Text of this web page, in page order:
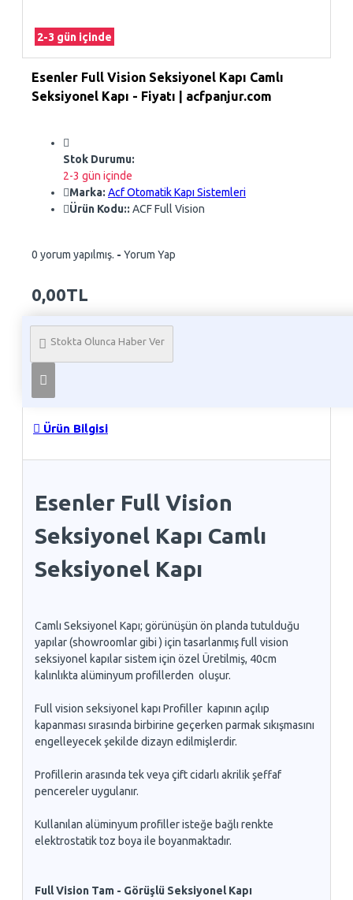
2-3 gün içinde
Esenler Full Vision Seksiyonel Kapı Camlı
Seksiyonel Kapı - Fiyatı | acfpanjur.com
Stok Durumu:
2-3 gün içinde
Marka: Acf Otomatik Kapı Sistemleri
Ürün Kodu:: ACF Full Vision
0 yorum yapılmış. - Yorum Yap
0,00TL
Stokta Olunca Haber Ver
Telefon İle Sipariş
Ürün Bilgisi
Esenler Full Vision
Seksiyonel Kapı Camlı
Seksiyonel Kapı
Camlı Seksiyonel Kapı; görünüşün ön planda tutulduğu
yapılar (showroomlar gibi ) için tasarlanmış full vision
seksiyonel kapılar sistem için özel Üretilmiş, 40cm
kalınlıkta alüminyum profillerden oluşur.
Full vision seksiyonel kapı Profiller kapının açılıp
kapanması sırasında birbirine geçerken parmak sıkışmasını
engelleyecek şekilde dizayn edilmişlerdir.
Profillerin arasında tek veya çift cidarlı akrilik şeffaf
pencereler uygulanır.
Kullanılan alüminyum profiller isteğe bağlı renkte
elektrostatik toz boya ile boyanmaktadır.
Full Vision Tam - Görüşlü Seksiyonel Kapı